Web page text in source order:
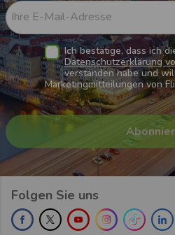
Ihre E-Mail-Adresse
Ich bestätige, dass ich
Datenschutzerklärung
verstanden habe und
Marketingmitteilungen von
Folgen Sie uns